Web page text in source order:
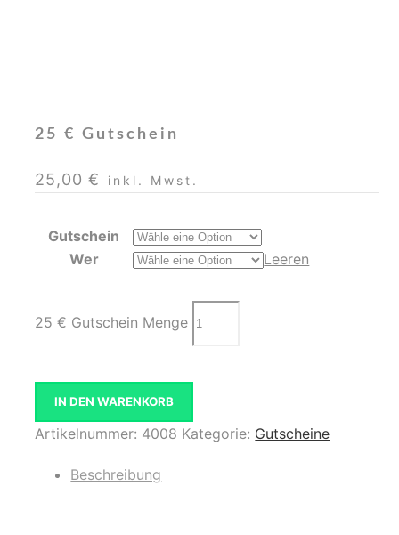
25 € Gutschein
25,00€ inkl. Mwst.
Gutschein
Wer
Leeren
25 € Gutschein Menge
IN DEN WARENKORB
Artikelnummer: 4008 Kategorie: Gutscheine
Beschreibung